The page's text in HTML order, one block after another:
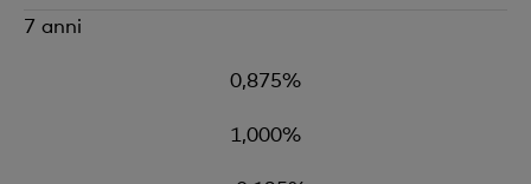
7 anni
0,875%
1,000%